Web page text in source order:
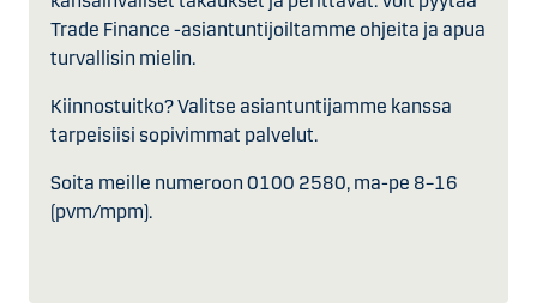
Trade Finance -asiantuntijoiltamme ohjeita ja apua
turvallisin mielin.
Kiinnostuitko? Valitse asiantuntijamme kanssa
tarpeisiisi sopivimmat palvelut.
Soita meille numeroon 0100 2580, ma-pe 8–16
(pvm/mpm).